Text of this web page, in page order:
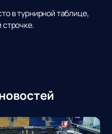
в турнирной таблице,